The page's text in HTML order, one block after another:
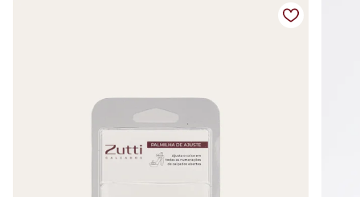
tênis, sapatos e acessórios de couro liso e materiais
calçado ou acessório. Em seguida, retire o excesso com um pano